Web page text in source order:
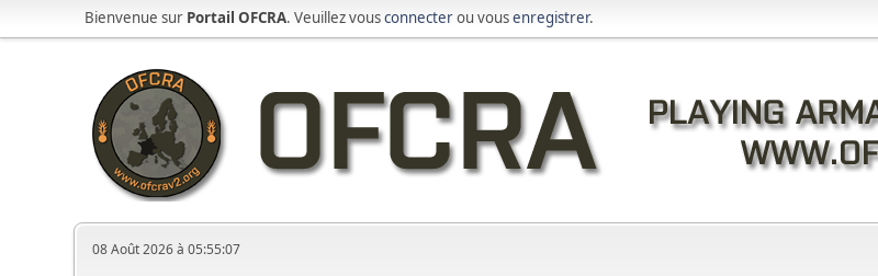
Bienvenue sur Portail OFCRA. Veuillez vousconnecterou vousenregistrer.
08 Août 2026 à 05:55:07